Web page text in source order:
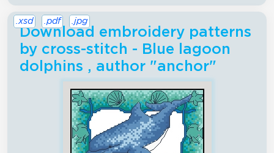
Download embroidery patterns
by cross-stitch - Blue lagoon
dolphins , author "anchor"
.xsd .pdf .jpg